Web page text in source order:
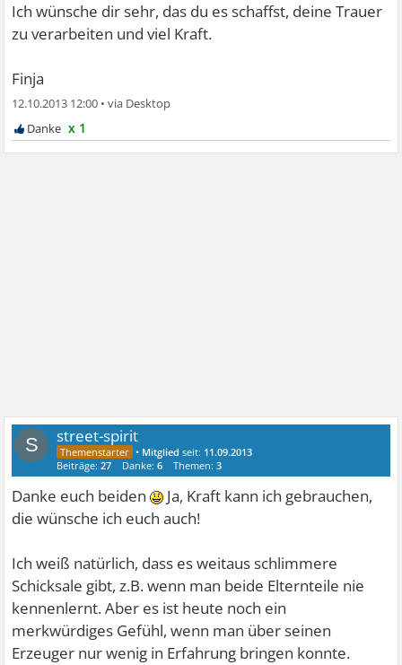
Ich wünsche dir sehr, das du es schaffst, deine Trauer
zu verarbeiten und viel Kraft.
Finja
12.10.2013 12:00 •
x 1
S street-spirit
• Mitglied seit: 11.09.2013
Beiträge:27 Danke:6 Themen:3
Danke euch beiden
Ja, Kraft kann ich gebrauchen,
die wünsche ich euch auch!
Ich weiß natürlich, dass es weitaus schlimmere
Schicksale gibt, z.B. wenn man beide Elternteile nie
kennenlernt. Aber es ist heute noch ein
merkwürdiges Gefühl, wenn man über seinen
Erzeuger nur wenig in Erfahrung bringen konnte.